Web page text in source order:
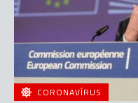
CORONAVÍRUS